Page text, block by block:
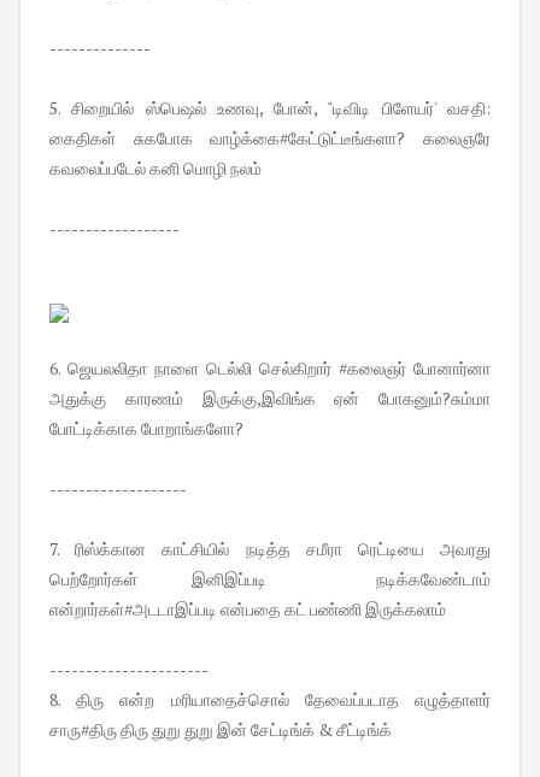
--------------
5. சிறையில் ஸ்பெஷல் உணவு, போன், "டிவிடி பிளேயர்' வசதி:
கைதிகள் சுகபோக வாழ்க்கை#கேட்டுட்டீங்களா? கலைஞரே
கவலைப்படேல் கனி மொழி நலம்
------------------
6. ஜெயலலிதா நாளை டெல்லி செல்கிறார் #கலைஞர் போனார்னா
அதுக்கு காரணம் இருக்கு,இவிங்க ஏன் போகனும்?சும்மா
போட்டிக்காக போறாங்களோ?
-------------------
7. ரிஸ்க்கான காட்சியில் நடித்த சமீரா ரெட்டியை அவரது
பெற்றோர்கள் இனிஇப்படி நடிக்கவேண்டாம்
என்றார்கள்#அடடாஇப்படி என்பதை கட் பண்ணி இருக்கலாம்
----------------------
8. திரு என்ற மரியாதைச்சொல் தேவைப்படாத எழுத்தாளர்
சாரு#திரு திரு துறு துறு இன் சேட்டிங்க் & சீட்டிங்க்